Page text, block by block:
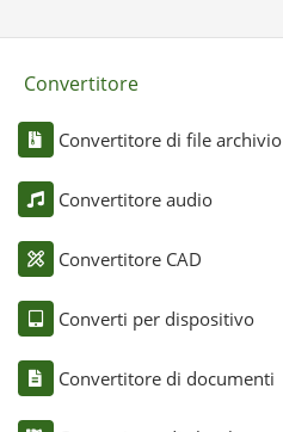
Convertitore
Convertitore di file archivio
Convertitore audio
Convertitore CAD
Converti per dispositivo
Convertitore di documenti